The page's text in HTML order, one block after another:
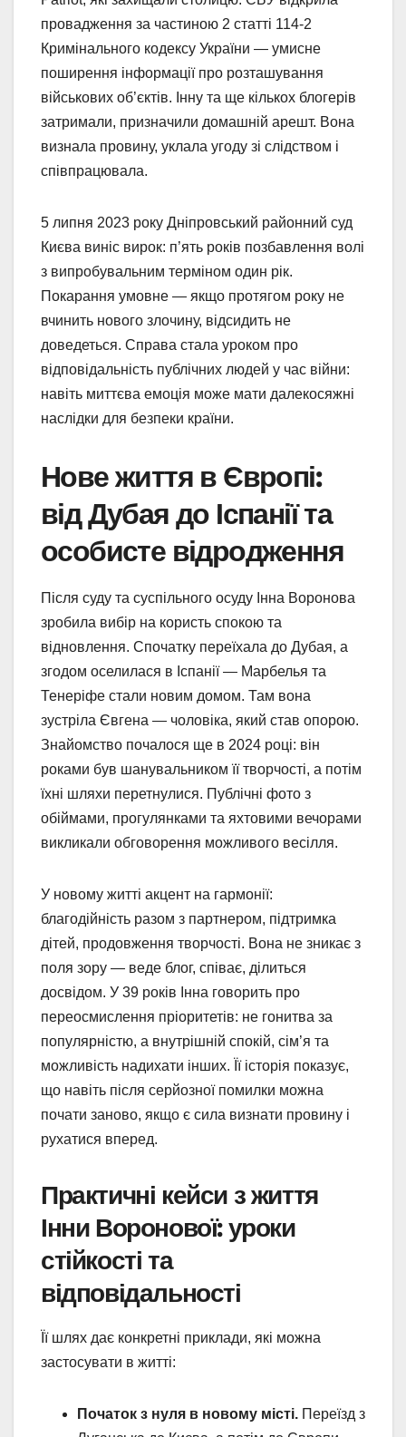
провадження за частиною 2 статті 114-2
Кримінального кодексу України — умисне
поширення інформації про розташування
військових об’єктів. Інну та ще кількох блогерів
затримали, призначили домашній арешт. Вона
визнала провину, уклала угоду зі слідством і
співпрацювала.
5 липня 2023 року Дніпровський районний суд
Києва виніс вирок: п’ять років позбавлення волі
з випробувальним терміном один рік.
Покарання умовне — якщо протягом року не
вчинить нового злочину, відсидить не
доведеться. Справа стала уроком про
відповідальність публічних людей у час війни:
навіть миттєва емоція може мати далекосяжні
наслідки для безпеки країни.
Нове життя в Європі:
від Дубая до Іспанії та
особисте відродження
Після суду та суспільного осуду Інна Воронова
зробила вибір на користь спокою та
відновлення. Спочатку переїхала до Дубая, а
згодом оселилася в Іспанії — Марбелья та
Тенеріфе стали новим домом. Там вона
зустріла Євгена — чоловіка, який став опорою.
Знайомство почалося ще в 2024 році: він
роками був шанувальником її творчості, а потім
їхні шляхи перетнулися. Публічні фото з
обіймами, прогулянками та яхтовими вечорами
викликали обговорення можливого весілля.
У новому житті акцент на гармонії:
благодійність разом з партнером, підтримка
дітей, продовження творчості. Вона не зникає з
поля зору — веде блог, співає, ділиться
досвідом. У 39 років Інна говорить про
переосмислення пріоритетів: не гонитва за
популярністю, а внутрішній спокій, сім’я та
можливість надихати інших. Її історія показує,
що навіть після серйозної помилки можна
почати заново, якщо є сила визнати провину і
рухатися вперед.
Практичні кейси з життя
Інни Воронової: уроки
стійкості та
відповідальності
Її шлях дає конкретні приклади, які можна
застосувати в житті:
Початок з нуля в новому місті. Переїзд з